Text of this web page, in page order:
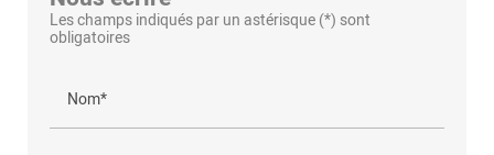
Les champs indiqués par un astérisque (*) sont
obligatoires
Nom*